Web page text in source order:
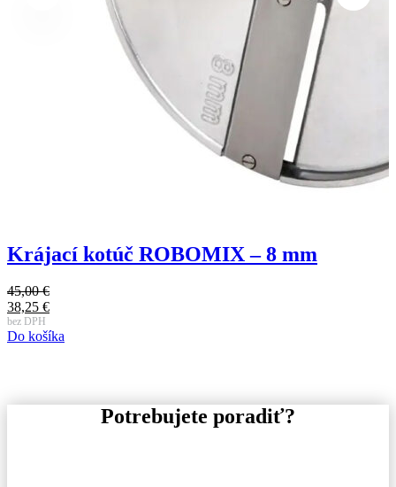
Krájací kotúč ROBOMIX – 8 mm
45,00€
Pôvodná
cena
bola:
38,25 €
Aktuálna
cena
bez DPH
Do košíka
Potrebujete poradiť?